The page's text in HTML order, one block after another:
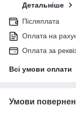
Детальніше
Післяплата
Оплата на
Оплата за
Всі умови оплати
Умови